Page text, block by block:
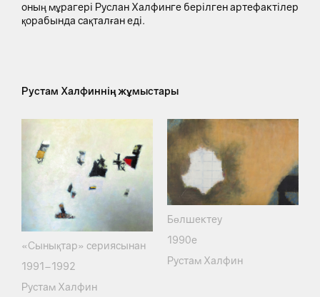
оның мұрагері Руслан Халфинге берілген артефактілер
қорабында сақталған еді.
Рустам Халфиннің жұмыстары
«Сынықтар» сериясынан
1991–1992
Рустам Халфин
Бөлшектеу
1990е
Рустам Халфин